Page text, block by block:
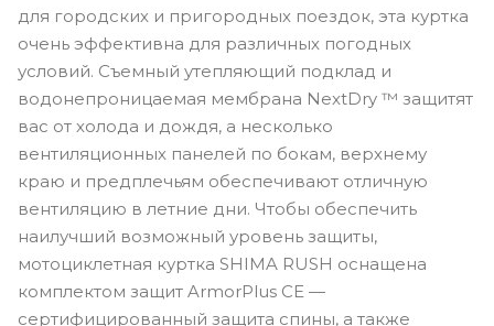
для городских и пригородных поездок, эта куртка
очень эффективна для различных погодных
условий. Съемный утепляющий подклад и
водонепроницаемая мембрана NextDry ™ защитят
вас от холода и дождя, а несколько
вентиляционных панелей по бокам, верхнему
краю и предплечьям обеспечивают отличную
вентиляцию в летние дни. Чтобы обеспечить
наилучший возможный уровень защиты,
мотоциклетная куртка SHIMA RUSH оснащена
комплектом защит ArmorPlus CE —
сертифицированный защита спины, а также